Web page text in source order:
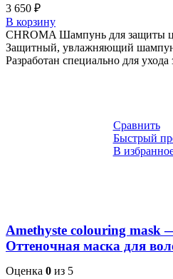
3 650 ₽
В корзину
CHROMA Шампунь для защиты
Защитный, увлажняющий
Разработан специально для
Сравнить
Быстрый
В
Amethyste colouring mask
Оттеночная маска для
Оценка 0 из 5